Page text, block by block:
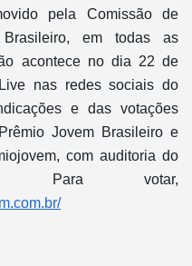
pela Comissão de
em todas as
acontece no dia 22 de
nas redes sociais do
e das votações
Jovem Brasileiro e
com auditoria do
Para votar,